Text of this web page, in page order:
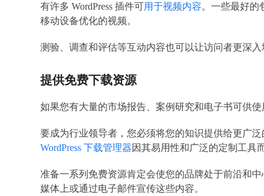
有许多 WordPress 插件可用于视频内容。一些最好的
移动设备优化的视频。
测验、调查和评估等互动内容也可以让访问者更深
提供免费下载资源
如果您有大量的市场报告、案例研究和电子书可供使
要成为行业领导者，您必须将您的知识提供给更广
WordPress 下载管理器因其易用性和广泛的定制工具
准备一系列免费资源肯定会使您的品牌处于前沿和
媒体上或通过电子邮件宣传这些内容。